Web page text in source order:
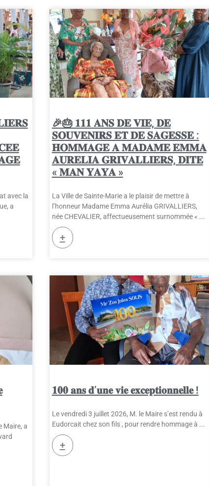
avec la
a
🎉🎂 𝟏𝟏𝟏 𝐀𝐍𝐒 𝐃𝐄 𝐕𝐈𝐄, 𝐃𝐄
𝐒𝐎𝐔𝐕𝐄𝐍𝐈𝐑𝐒 𝐄𝐓 𝐃𝐄 𝐒𝐀𝐆𝐄𝐒𝐒𝐄 :
𝐇𝐎𝐌𝐌𝐀𝐆𝐄 𝐀 𝐌𝐀𝐃𝐀𝐌𝐄 𝐄𝐌𝐌𝐀
𝐀𝐔𝐑𝐄𝐋𝐈𝐀 𝐆𝐑𝐈𝐕𝐀𝐋𝐋𝐈𝐄𝐑𝐒, 𝐃𝐈𝐓𝐄
« 𝐌𝐀𝐍 𝐘𝐀𝐘𝐀 »
La Ville de Sainte-Marie a le plaisir de mettre à
l’honneur Madame Emma Aurélia GRIVALLIERS,
née CHEVALIER, affectueusement surnommée «
+
Maire, a
𝟏𝟎𝟎 𝐚𝐧𝐬 𝐝’𝐮𝐧𝐞 𝐯𝐢𝐞 𝐞𝐱𝐜𝐞𝐩𝐭𝐢𝐨𝐧𝐧𝐞𝐥𝐥𝐞 !
Le vendredi 3 juillet 2026, M. le Maire s’est rendu à
Eudorcait chez son fils , pour rendre hommage à
+